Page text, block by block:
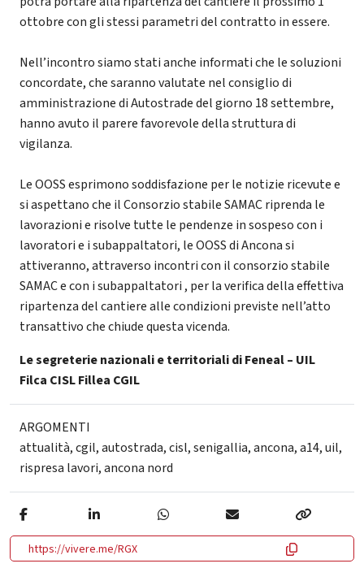
ottobre con gli stessi parametri del contratto in essere.
Nell’incontro siamo stati anche informati che le soluzioni
concordate, che saranno valutate nel consiglio di
amministrazione di Autostrade del giorno 18 settembre,
hanno avuto il parere favorevole della struttura di
vigilanza.
Le OOSS esprimono soddisfazione per le notizie ricevute e
si aspettano che il Consorzio stabile SAMAC riprenda le
lavorazioni e risolve tutte le pendenze in sospeso con i
lavoratori e i subappaltatori, le OOSS di Ancona si
attiveranno, attraverso incontri con il consorzio stabile
SAMAC e con i subappaltatori , per la verifica della effettiva
ripartenza del cantiere alle condizioni previste nell’atto
transattivo che chiude questa vicenda.
Le segreterie nazionali e territoriali di Feneal – UIL
Filca CISL Fillea CGIL
ARGOMENTI
attualità,cgil,autostrada,cisl,senigallia,ancona,a14,uil,
rispresa lavori,ancona nord
https://vivere.me/RGX